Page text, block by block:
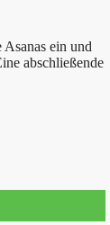
ein und
abschließende